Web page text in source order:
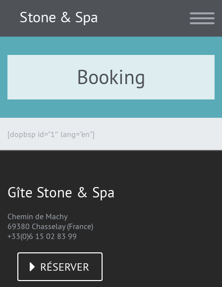
Booking
[dopbsp id=”1″ lang=”en”]
Gîte Stone & Spa
Chemin de Machy
69380 Chasselay (France)
+33(0)6 15 02 83 99
RÉSERVER